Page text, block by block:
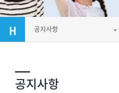
공지사항
공지사항